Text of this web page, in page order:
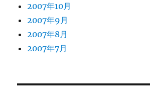
2007年10月
2007年9月
2007年8月
2007年7月